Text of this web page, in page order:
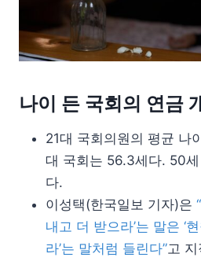
나이 든 국회의 연금
21대 국회의원의 평균 나
대 국회는 56.3세다. 50
다.
이성택(한국일보 기자)은
내고 더 받으라’는 말은 ‘
라’는 말처럼 들린다”고